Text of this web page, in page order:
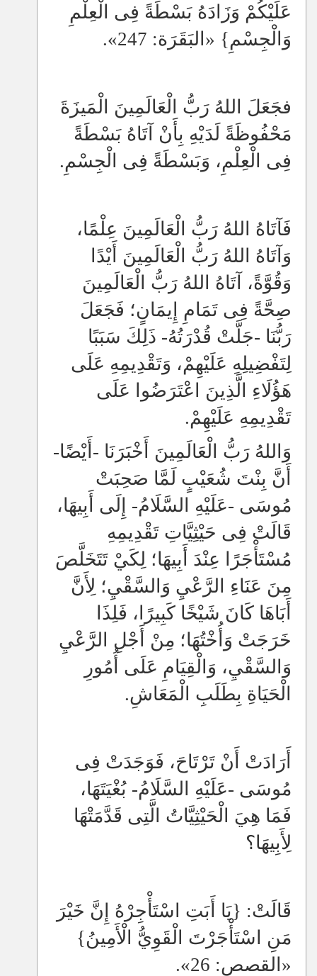
عَلَيْكُمْ وَزَادَهُ بَسْطَةً فِى الْعِلْمِ
وَالْجِسْمِ} «البَقَرَة: 247».
فجَعَلَ اللهُ رَبُّ الْعَالَمِينَ الْمَيزَةَ
مَحْفُوظَةً لَدَيْهِ بِأَنْ آتَاهُ بَسْطَةً
فِى الْعِلْمِ، وَبَسْطَةً فِى الْجِسْمِ.
فَآتَاهُ اللهُ رَبُّ الْعَالَمِينَ عِلْمًا،
وَآتَاهُ اللهُ رَبُّ الْعَالَمِينَ أَيْدًا
وَقُوَّةً، آتَاهُ اللهُ رَبُّ الْعَالَمِينَ
صِحَّةً فِى تَمَامِ إِيمَانٍ؛ فَجَعَلَ
رَبُّنَا -جَلَّتْ قُدْرَتُهُ- ذَلِكَ سَبَبًا
لِتَفْضِيلِهِ عَلَيْهِمْ، وَتَقْدِيمِهِ عَلَى
هَؤُلَاءِ
الَّذِينَ اعْتَرَضُوا عَلَى
تَقْدِيمِهِ عَلَيْهِمْ.
وَاللهُ رَبُّ الْعَالَمِينَ أَخْبَرَنَا -أَيْضًا-
أَنَّ بِنْتَ شُعَيْبٍ لَمَّا صَحِبَتْ
مُوسَى -عَلَيْهِ السَّلَامُ- إِلَى أَبِيهَا،
قَالَتْ فِى حَيْثِيَّاتِ تَقْدِيمِهِ
مُسْتَأْجَرًا عِنْدَ أَبِيهَا؛ لِكَيْ تَتَخَلَّصَ
مِنَ عَنَاءِ الرَّعْيِ وَالسَّقْيِ؛ لِأَنَّ
أَبَاهَا كَانَ شَيْخًا كَبِيرًا، فَلِذَا
خَرَجَتْ وَأُخْتُهَا؛ مِنْ أَجْلِ الرَّعْيِ
وَالسَّقْيِ، وَالْقِيَامِ عَلَى أُمُورِ
الْحَيَاةِ بِطَلَبِ الْمَعَاشِ.
أَرَادَتْ أَنْ تَرْتَاحَ، فَوَجَدَتْ فِى
مُوسَى -عَلَيْهِ السَّلَامُ- بُغْيَتَهَا،
فَمَا هِيَ الْحَيْثِيَّاتُ الَّتِى قَدَّمَتْهَا
لِأَبِيهَا؟
قَالَتْ: {يَا أَبَتِ اسْتَأْجِرْهُ إِنَّ خَيْرَ
مَنِ اسْتَأْجَرْتَ الْقَوِيُّ الْأَمِينُ}
«القصص: 26».